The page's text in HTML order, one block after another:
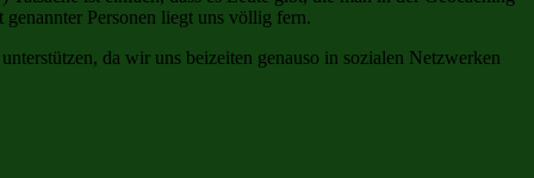
Personen liegt uns völlig fern.
da wir uns beizeiten genauso in sozialen Netzwerken